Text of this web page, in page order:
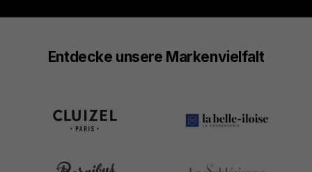
Entdecke unsere Markenvielfalt